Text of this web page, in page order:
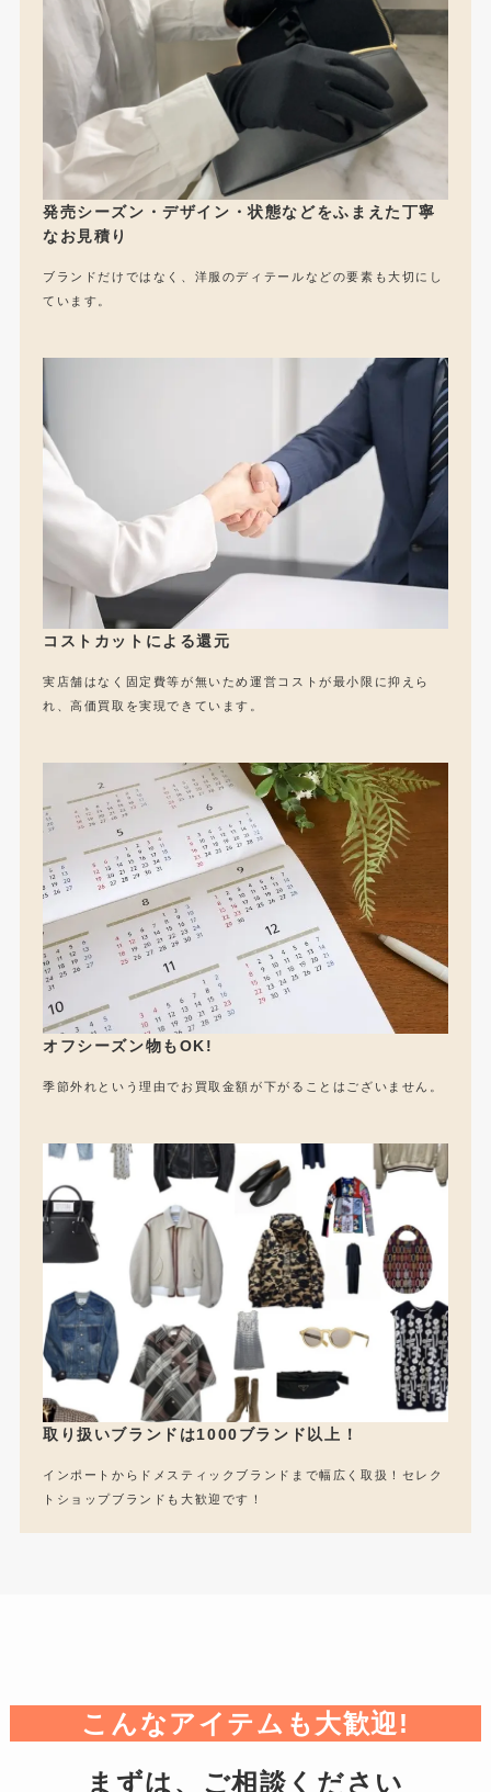
発売シーズン・デザイン・状態などをふまえた丁寧
なお見積り
ブランドだけではなく、洋服のディテールなどの要素も大切にし
ています。
コストカットによる還元
実店舗はなく固定費等が無いため運営コストが最小限に抑えら
れ、高価買取を実現できています。
オフシーズン物もOK!
季節外れという理由でお買取金額が下がることはございません。
取り扱いブランドは1000ブランド以上！
インポートからドメスティックブランドまで幅広く取扱！セレク
トショップブランドも大歓迎です！
こんなアイテムも大歓迎!
まずは、ご相談ください